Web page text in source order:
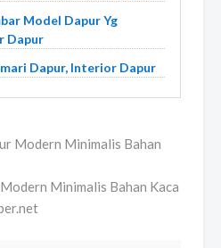
Model Dapur Yg
Dapur
Dapur, Interior Dapur
Minimalis Bahan Kaca